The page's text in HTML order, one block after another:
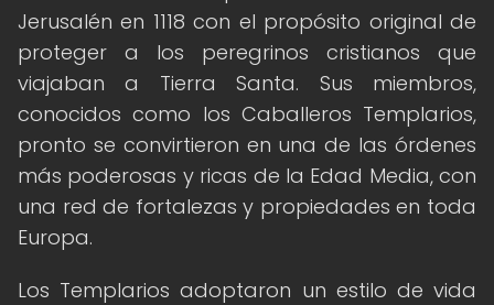
Jerusalén en 1118 con el propósito original de
proteger a los peregrinos cristianos que
viajaban a Tierra Santa. Sus miembros,
conocidos como los Caballeros Templarios,
pronto se convirtieron en una de las órdenes
más poderosas y ricas de la Edad Media, con
una red de fortalezas y propiedades en toda
Europa.
Los Templarios adoptaron un estilo de vida